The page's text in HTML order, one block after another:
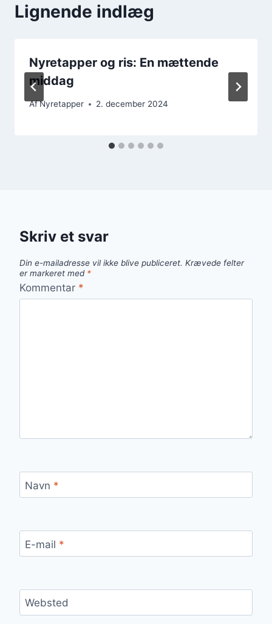
Lignende indlæg
Nyretapper og ris: En mættende
middag
AfNyretapper 2. december 2024
Skriv et svar
Din e-mailadresse vil ikke blive publiceret. Krævede felter
er markeret med *
Kommentar *
Navn *
E-mail *
Websted